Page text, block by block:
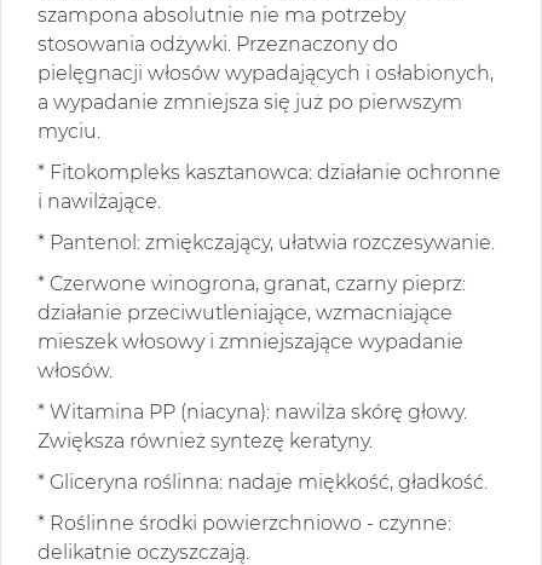
szampona absolutnie nie ma potrzeby
stosowania odżywki. Przeznaczony do
pielęgnacji włosów wypadających i osłabionych,
a wypadanie zmniejsza się już po pierwszym
myciu.
* Fitokompleks kasztanowca: działanie ochronne
i nawilżające.
* Pantenol: zmiękczający, ułatwia rozczesywanie.
* Czerwone winogrona, granat, czarny pieprz:
działanie przeciwutleniające, wzmacniające
mieszek włosowy i zmniejszające wypadanie
włosów.
* Witamina PP (niacyna): nawilża skórę głowy.
Zwiększa również syntezę keratyny.
* Gliceryna roślinna: nadaje miękkość, gładkość.
* Roślinne środki powierzchniowo - czynne:
delikatnie oczyszczają.